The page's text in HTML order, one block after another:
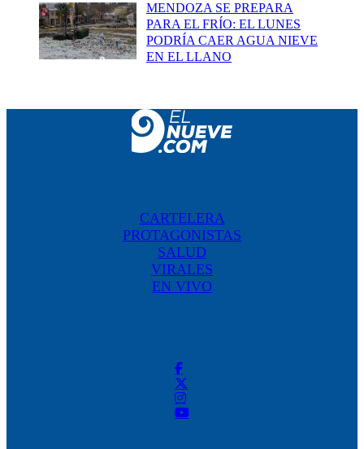
MENDOZA SE PREPARA
PARA EL FRÍO: EL LUNES
PODRÍA CAER AGUA NIEVE
EN EL LLANO
CARTELERA
PROTAGONISTAS
SALUD
VIRALES
EN VIVO